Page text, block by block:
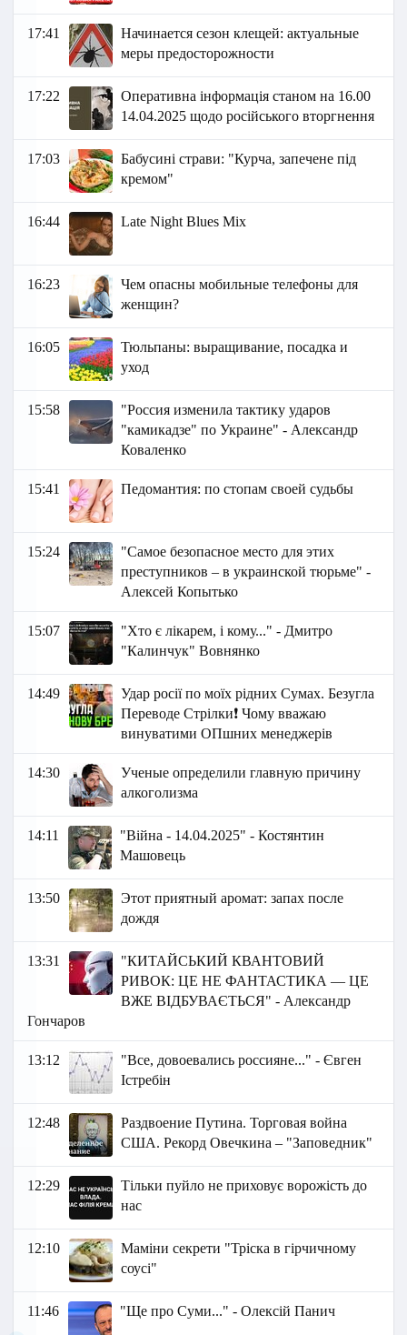
17:41
Начинается сезон клещей: актуальные
меры предосторожности
17:22
Оперативна інформація станом на 16.00
14.04.2025 щодо російського вторгнення
17:03
Бабусині страви: "Курча, запечене під
кремом"
16:44 Late Night Blues Mix
16:23
Чем опасны мобильные телефоны для
женщин?
16:05
Тюльпаны: выращивание, посадка и
уход
15:58
"Россия изменила тактику ударов
"камикадзе" по Украине" - Александр
Коваленко
15:41 Педомантия: по стопам своей судьбы
15:24
"Самое безопасное место для этих
преступников – в украинской тюрьме" -
Алексей Копытько
15:07
"Хто є лікарем, і кому..." - Дмитро
"Калинчук" Вовнянко
14:49
Удар росії по моїх рідних Сумах. Безугла
Переводе Стрілки❗ Чому вважаю
винуватими ОПшних менеджерів
14:30
Ученые определили главную причину
алкоголизма
14:11
"Війна - 14.04.2025" - Костянтин
Машовець
13:50
Этот приятный аромат: запах после
дождя
13:31
"КИТАЙСЬКИЙ КВАНТОВИЙ
РИВОК: ЦЕ НЕ ФАНТАСТИКА — ЦЕ
ВЖЕ ВІДБУВАЄТЬСЯ" - Александр
Гончаров
13:12
"Все, довоевались россияне..." - Євген
Істребін
12:48
Раздвоение Путина. Торговая война
США. Рекорд Овечкина – "Заповедник"
12:29
Тільки пуйло не приховує ворожість до
нас
12:10
Маміни секрети "Тріска в гірчичному
соусі"
11:46 "Ще про Суми..." - Олексій Панич